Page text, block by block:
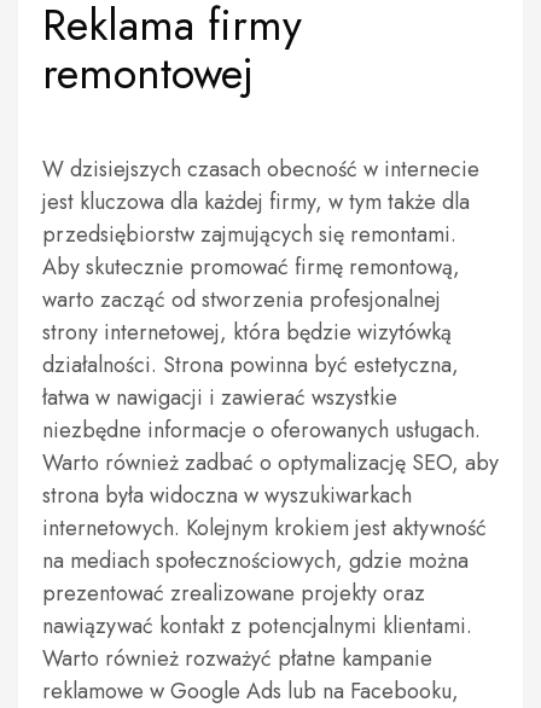
Reklama firmy
remontowej
W dzisiejszych czasach obecność w internecie
jest kluczowa dla każdej firmy, w tym także dla
przedsiębiorstw zajmujących się remontami.
Aby skutecznie promować firmę remontową,
warto zacząć od stworzenia profesjonalnej
strony internetowej, która będzie wizytówką
działalności. Strona powinna być estetyczna,
łatwa w nawigacji i zawierać wszystkie
niezbędne informacje o oferowanych usługach.
Warto również zadbać o optymalizację SEO, aby
strona była widoczna w wyszukiwarkach
internetowych. Kolejnym krokiem jest aktywność
na mediach społecznościowych, gdzie można
prezentować zrealizowane projekty oraz
nawiązywać kontakt z potencjalnymi klientami.
Warto również rozważyć płatne kampanie
reklamowe w Google Ads lub na Facebooku,